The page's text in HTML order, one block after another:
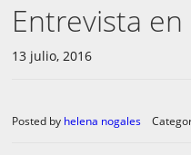
Entrevista en
13 julio, 2016
Posted by helena nogales